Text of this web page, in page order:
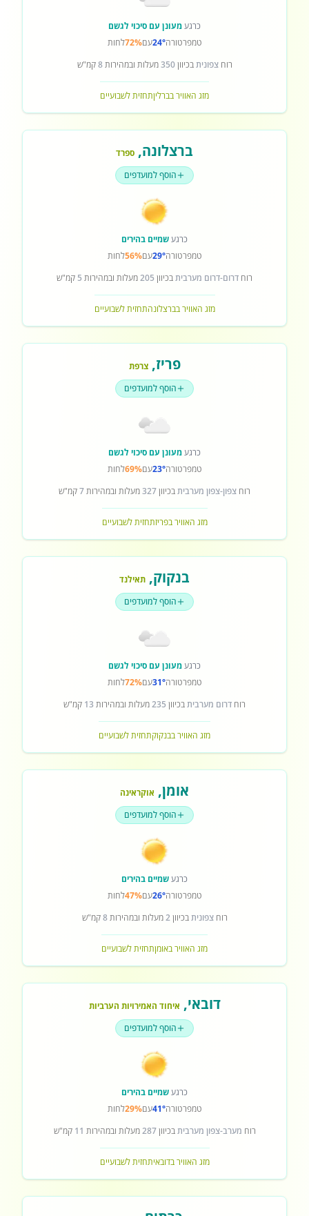
כרגעמעונן עם סיכוי לגשם
טמפרטורה24°עם72%לחות
רוחצפוניתבכיוון350מעלות ובמהירות8קמ"ש
מזג האוויר בברליןתחזית לשבועיים
ברצלונה, ספרד
הוסף למועדפים
כרגעשמיים בהירים
טמפרטורה29°עם56%לחות
רוח דרום-דרום מערביתבכיוון 205מעלות ובמהירות 5 קמ"ש
מזג האוויר בברצלונהתחזית לשבועיים
פריז,צרפת
הוסף למועדפים
כרגעמעונן עם סיכוי לגשם
טמפרטורה23°עם69%לחות
רוח צפון-צפון מערביתבכיוון327מעלות ובמהירות7קמ"ש
מזג האוויר בפריזתחזית לשבועיים
בנקוק, תאילנד
הוסף למועדפים
כרגעמעונן עם סיכוי לגשם
טמפרטורה31°עם72%לחות
רוח דרום מערביתבכיוון 235מעלות ובמהירות 13 קמ"ש
מזג האוויר בבנקוקתחזית לשבועיים
אומן, אוקראינה
הוסף למועדפים
כרגעשמיים בהירים
טמפרטורה26°עם47%לחות
רוחצפוניתבכיוון2מעלות ובמהירות8קמ"ש
מזג האוויר באומןתחזית לשבועיים
דובאי, איחוד האמירויות הערביות
הוסף למועדפים
כרגעשמיים בהירים
טמפרטורה41°עם29%לחות
רוח מערב-צפון מערביתבכיוון287מעלות ובמהירות 11 קמ"ש
מזג האוויר בדובאיתחזית לשבועיים